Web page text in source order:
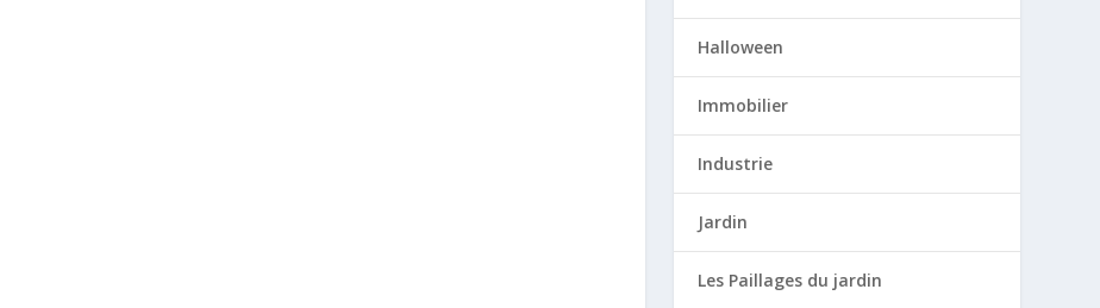
Halloween
Immobilier
Industrie
Jardin
Les Paillages du jardin